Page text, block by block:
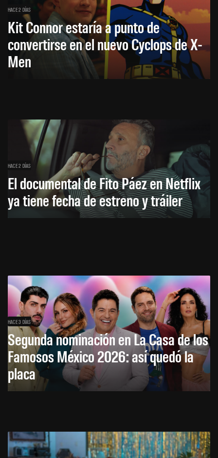
HACE 2 DÍAS
Kit Connor estaría a punto de
convertirse en el nuevo Cyclops de X-
Men
HACE 2 DÍAS
El documental de Fito Páez en Netflix
ya tiene fecha de estreno y tráiler
HACE 3 DÍAS
Segunda nominación en La Casa de los
Famosos México 2026: así quedó la
placa